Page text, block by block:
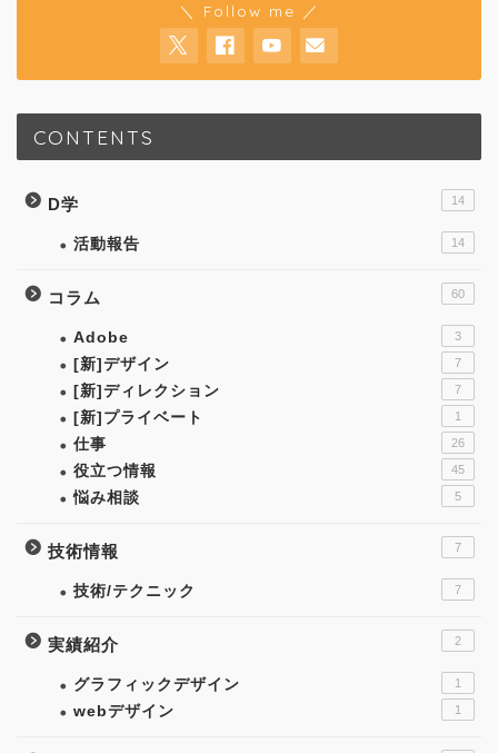
＼ Follow me ／
CONTENTS
D学 14
活動報告 14
コラム 60
Adobe 3
[新]デザイン 7
[新]ディレクション 7
[新]プライベート 1
仕事 26
役立つ情報 45
悩み相談 5
技術情報 7
技術/テクニック 7
実績紹介 2
グラフィックデザイン 1
webデザイン 1